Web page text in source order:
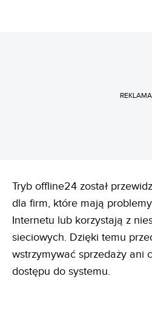
REKLAMA
Tryb offline24 został
dla firm, które mają
Internetu lub korzystają z
sieciowych. Dzięki temu
wstrzymywać sprzedaży ani
dostępu do systemu.